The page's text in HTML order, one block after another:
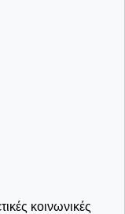
κοινωνικές